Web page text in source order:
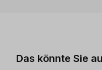
Das könnte Sie